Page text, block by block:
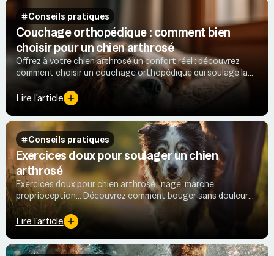
Conseils pratiques
Couchage orthopédique : comment bien
choisir pour un chien arthrosé
Offrez à votre chien arthrosé un confort réel : découvrez
comment choisir un couchage orthopédique qui soulage la
douleur et améliore son sommeil.
Lire l'article
Conseils pratiques
Exercices doux pour soulager un chien
arthrosé
Exercices doux pour chien arthrosé : nage, marche,
proprioception… Découvrez comment bouger sans douleur
pour préserver la mobilité et le confort articulaire.
Lire l'article